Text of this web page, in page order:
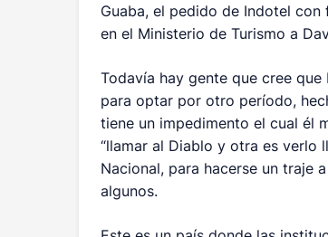
Guaba, el pedido de Indotel
en el Ministerio de Turismo a
Todavía hay gente que cree
para optar por otro período,
tiene un impedimento el cual él
“llamar al Diablo y otra es verlo
Nacional, para hacerse un traje
algunos.